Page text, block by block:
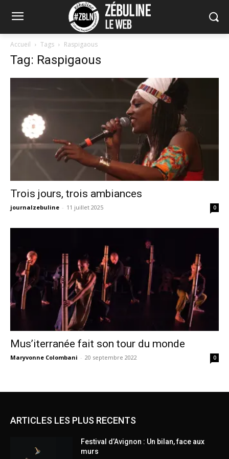
Accueil Tags Raspigaous
Tag: Raspigaous
Trois jours, trois ambiances
journalzebuline - 11 juillet 2025 0
Mus’iterranée fait son tour du monde
Maryvonne Colombani - 20 septembre 2022 0
ARTICLES LES PLUS RECENTS
Festival d’Avignon : Un bilan, face aux
murs